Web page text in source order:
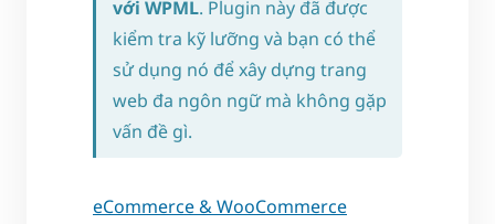
với WPML. Plugin này đã được
kiểm tra kỹ lưỡng và bạn có thể
sử dụng nó để xây dựng trang
web đa ngôn ngữ mà không gặp
vấn đề gì.
eCommerce & WooCommerce